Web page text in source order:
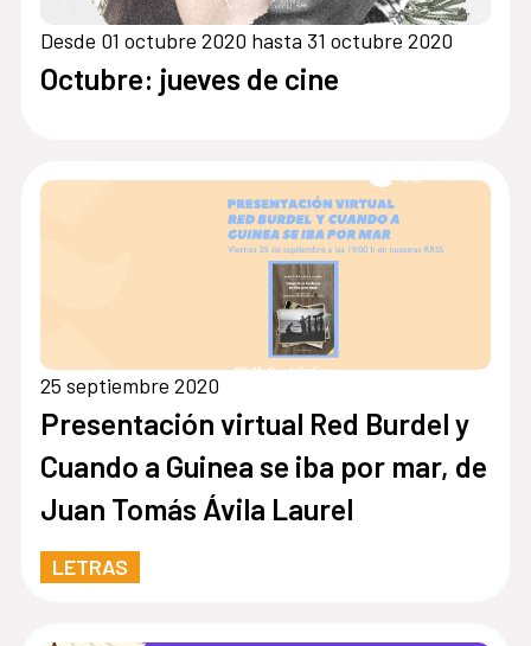
Desde 01 octubre 2020 hasta 31 octubre 2020
Octubre: jueves de cine
25 septiembre 2020
Presentación virtual Red Burdel y
Cuando a Guinea se iba por mar, de
Juan Tomás Ávila Laurel
LETRAS